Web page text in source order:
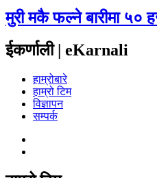
मुरी मकै फल्ने बारीमा ५०
ईकर्णाली | eKarnali
हाम्रोबारे
हाम्रो टिम
विज्ञापन
सम्पर्क